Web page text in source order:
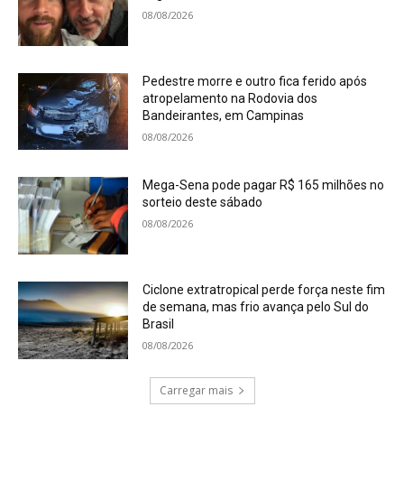
08/08/2026
Pedestre morre e outro fica ferido após
atropelamento na Rodovia dos
Bandeirantes, em Campinas
08/08/2026
Mega-Sena pode pagar R$ 165 milhões no
sorteio deste sábado
08/08/2026
Ciclone extratropical perde força neste fim
de semana, mas frio avança pelo Sul do
Brasil
08/08/2026
Carregar mais